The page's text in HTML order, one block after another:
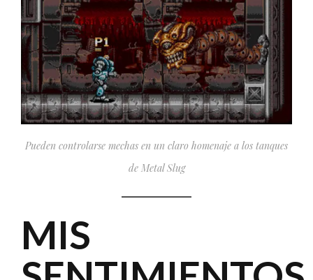
Pueden controlarse mechas en un claro homenaje a los tanques
de Metal Slug
MIS